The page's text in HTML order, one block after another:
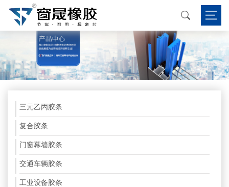
三元乙丙胶条
复合胶条
门窗幕墙胶条
交通车辆胶条
工业设备胶条